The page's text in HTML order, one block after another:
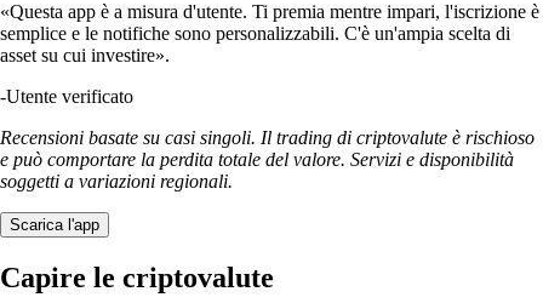
«Questa app è a misura d'utente. Ti premia mentre impari, l'iscrizione è
semplice e le notifiche sono personalizzabili. C'è un'ampia scelta di
asset su cui investire».
-Utente verificato
Recensioni basate su casi singoli. Il trading di criptovalute è rischioso
e può comportare la perdita totale del valore. Servizi e disponibilità
soggetti a variazioni regionali.
Scarica l'app
Capire le criptovalute